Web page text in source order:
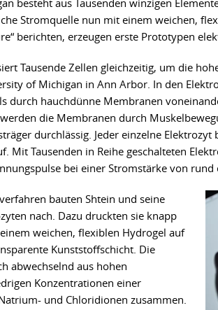
besteht aus Tausenden winzigen
Stromquelle nun mit einem weichen,
berichten, erzeugen erste Prototypen
Tausende Zellen gleichzeitig, um die
of Michigan in Ann Arbor. In den
durch hauchdünne Membranen
werden die Membranen durch
durchlässig. Jeder einzelne
Mit Tausenden in Reihe geschalteten
bei einer Stromstärke von rund
bauten Shtein und seine
nach. Dazu druckten sie knapp
weichen, flexiblen Hydrogel auf
Kunststoffschicht. Die
abwechselnd aus hohen
Konzentrationen einer
und Chloridionen zusammen.